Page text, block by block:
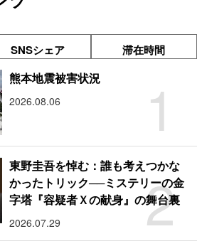
SNSシェア 滞在時間
1
熊本地震被害状況
2026.08.06
2
東野圭吾を悼む：誰も考えつかな
かったトリック──ミステリーの金
字塔『容疑者Ｘの献身』の舞台裏
2026.07.29